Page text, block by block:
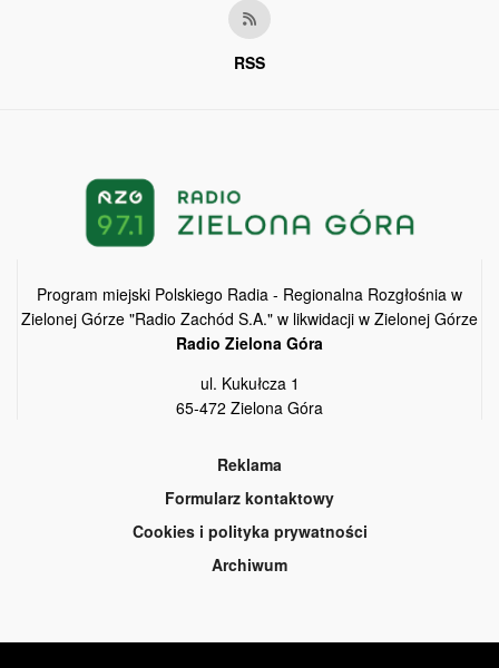
RSS
Program miejski Polskiego Radia - Regionalna Rozgłośnia w
Zielonej Górze "Radio Zachód S.A." w likwidacji w Zielonej Górze
Radio Zielona Góra
ul. Kukułcza 1
65-472 Zielona Góra
Reklama
Formularz kontaktowy
Cookies i polityka prywatności
Archiwum